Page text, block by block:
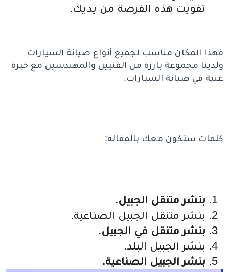
تفويت هذه الفرصة من يديك.
فهذا المكان مناسب لجميع أنواع صيانة السيارات
ولدينا مجموعة بارزة من الفنيين والمهندسين مع خبرة
غنية في صيانة السيارات.
كلمات ستكون معك بالمقالة:
بنشر متنقل الجبيل.
بنشر متنقل الجبيل الصناعية.
بنشر متنقل في الجبيل.
بنشر الجبيل البلد.
بنشر الجبيل الصناعية.